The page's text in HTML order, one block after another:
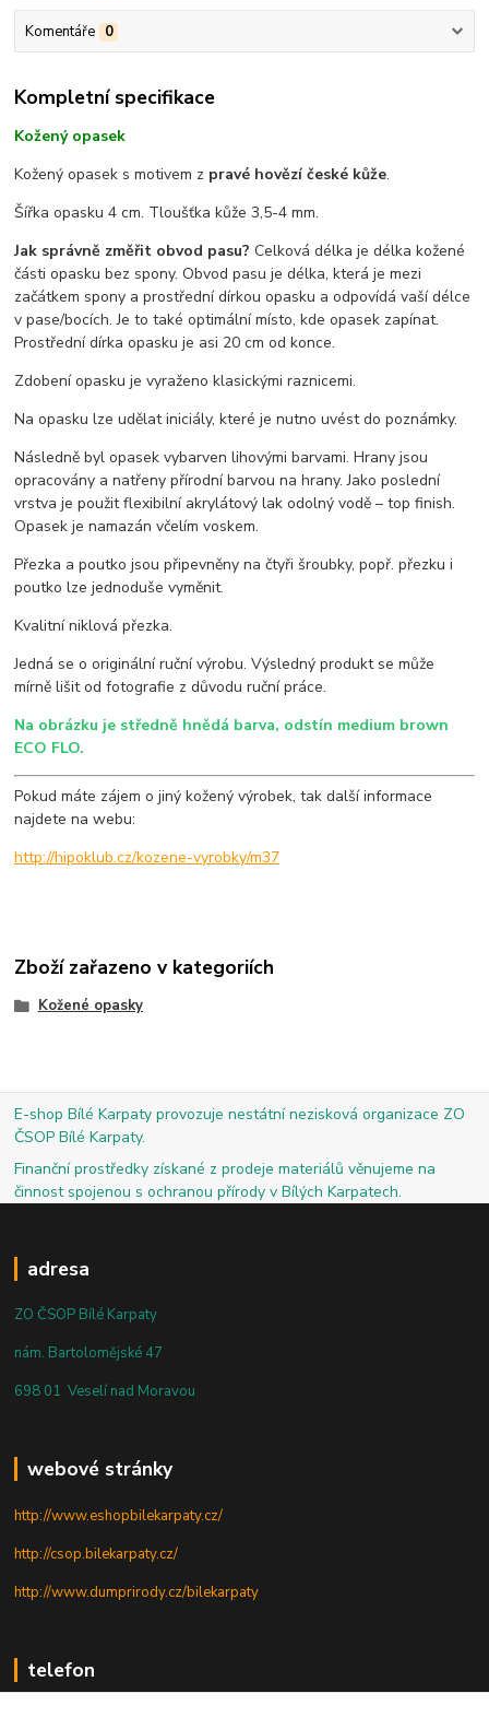
Komentáře 0
Kompletní specifikace
Kožený opasek
Kožený opasek s motivem z pravé hovězí české kůže.
Šířka opasku 4 cm. Tloušťka kůže 3,5-4 mm.
Jak správně změřit obvod pasu?Celková délka je délka kožené
části opasku bez spony. Obvod pasu je délka, která je mezi
začátkem spony a prostřední dírkou opasku a odpovídá vaší délce
v pase/bocích. Je to také optimální místo, kde opasek zapínat.
Prostřední dírka opasku je asi 20 cm od konce.
Zdobení opasku je vyraženo klasickými raznicemi.
Na opasku lze udělat iniciály, které je nutno uvést do poznámky.
Následně byl opasek vybarven lihovými barvami. Hrany jsou
opracovány a natřeny přírodní barvou na hrany. Jako poslední
vrstva je použit flexibilní akrylátový lak odolný vodě – top finish.
Opasek je namazán včelím voskem.
Přezka a poutko jsou připevněny na čtyři šroubky, popř. přezku i
poutko lze jednoduše vyměnit.
Kvalitní niklová přezka.
Jedná se o originální ruční výrobu. Výsledný produkt se může
mírně lišit od fotografie z důvodu ruční práce.
Na obrázku je středně hnědá barva, odstín medium brown
ECO FLO.
Pokud máte zájem o jiný kožený výrobek, tak další informace
najdete na webu:
http://hipoklub.cz/kozene-vyrobky/m37
Zboží zařazeno v kategoriích
Kožené opasky
E-shop Bílé Karpaty provozuje nestátní nezisková organizace ZO
ČSOP Bílé Karpaty.
Finanční prostředky získané z prodeje materiálů věnujeme na
činnost spojenou s ochranou přírody v Bílých Karpatech.
adresa
ZO ČSOP Bílé Karpaty
nám. Bartolomějské 47
698 01 Veselí nad Moravou
webové stránky
http://www.eshopbilekarpaty.cz/
http://csop.bilekarpaty.cz/
http://www.dumprirody.cz/bilekarpaty
telefon